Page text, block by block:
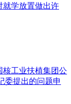
就学放置做出许
核工业扶植集团公
委提出的问题申